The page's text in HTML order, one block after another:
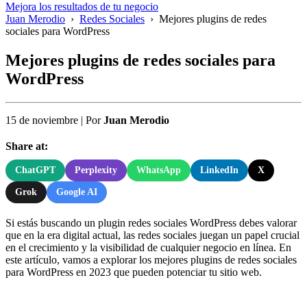
Mejora los resultados de tu negocio
Juan Merodio › Redes Sociales › Mejores plugins de redes
sociales para WordPress
Mejores plugins de redes sociales para
WordPress
15 de noviembre | PorJuan Merodio
Share at:
ChatGPT Perplexity WhatsApp LinkedIn X
Grok Google AI
Si estás buscando un plugin redes sociales WordPress debes valorar
que en la era digital actual, las redes sociales juegan un papel crucial
en el crecimiento y la visibilidad de cualquier negocio en línea. En
este artículo, vamos a explorar los mejores plugins de redes sociales
para WordPress en 2023 que pueden potenciar tu sitio web.